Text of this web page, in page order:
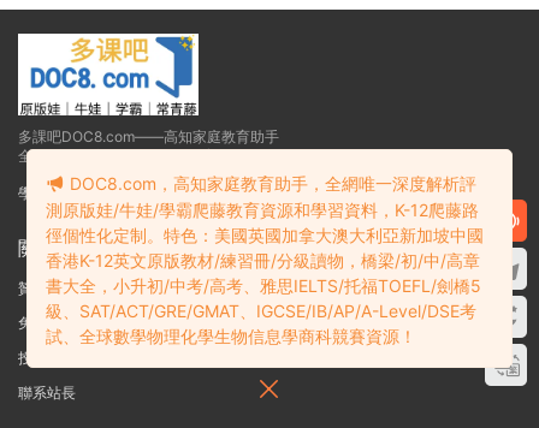
多課吧DOC8.com——高知家庭教育助手
全網唯一深度解析K12爬藤教育資源和學習資料
學霸必備：在線網盤教育資源學習資料目錄索引
關于
贊助細則
免責聲明
投稿須知
聯系站長
DOC8.com，高知家庭教育助手，全網唯一深度解析評
測原版娃/牛娃/學霸爬藤教育資源和學習資料，K-12爬藤路
徑個性化定制。特色：美國英國加拿大澳大利亞新加坡中國
香港K-12英文原版教材/練習冊/分級讀物，橋梁/初/中/高章
書大全，小升初/中考/高考、雅思IELTS/托福TOEFL/劍橋5
級、SAT/ACT/GRE/GMAT、IGCSE/IB/AP/A-Level/DSE考
試、全球數學物理化學生物信息學商科競賽資源！